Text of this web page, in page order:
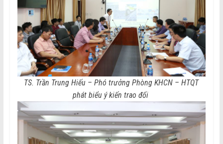
TS. Trần Trung Hiếu – Phó trưởng Phòng KHCN – HTQT
phát biểu ý kiến trao đổi